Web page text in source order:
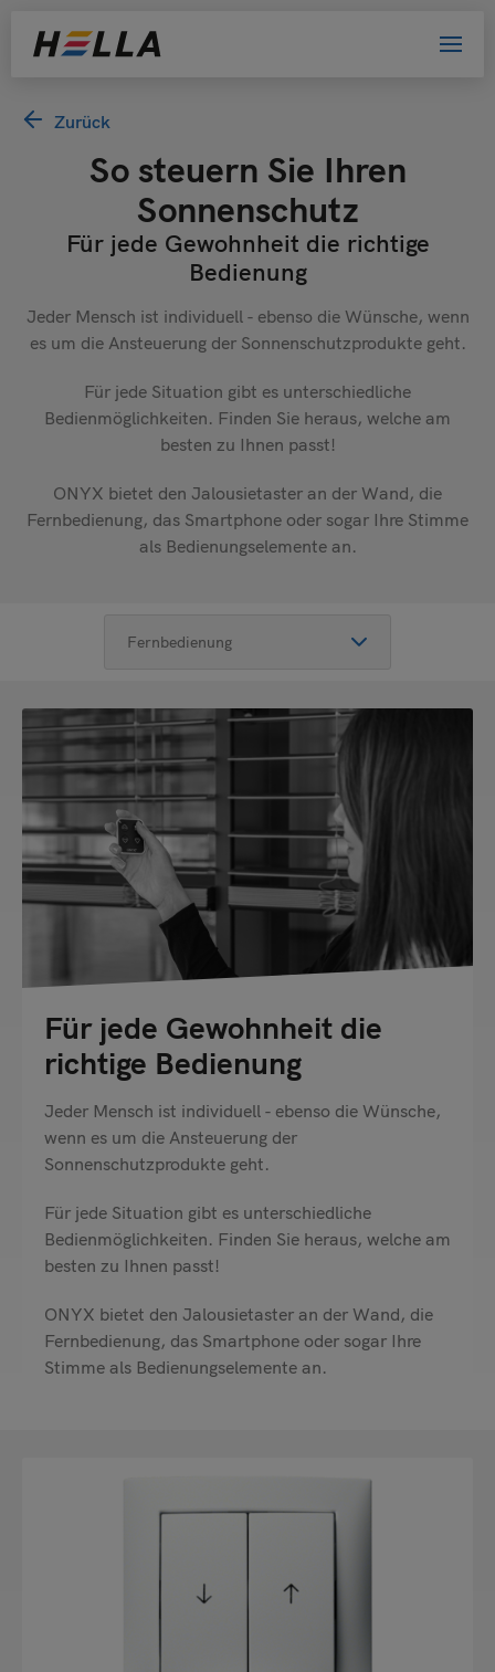
Zurück
So steuern Sie Ihren
Sonnenschutz
Für jede Gewohnheit die richtige
Bedienung
Jeder Mensch ist individuell - ebenso die Wünsche, wenn
es um die Ansteuerung der Sonnenschutzprodukte geht.
Für jede Situation gibt es unterschiedliche
Bedienmöglichkeiten. Finden Sie heraus, welche am
besten zu Ihnen passt!
ONYX bietet den Jalousietaster an der Wand, die
Fernbedienung, das Smartphone oder sogar Ihre Stimme
als Bedienungselemente an.
Für jede Gewohnheit die
richtige Bedienung
Jeder Mensch ist individuell - ebenso die Wünsche,
wenn es um die Ansteuerung der
Sonnenschutzprodukte geht.
Für jede Situation gibt es unterschiedliche
Bedienmöglichkeiten. Finden Sie heraus, welche am
besten zu Ihnen passt!
ONYX bietet den Jalousietaster an der Wand, die
Fernbedienung, das Smartphone oder sogar Ihre
Stimme als Bedienungselemente an.
Willkommen bei HELLA!
Bitte wählen Sie Ihre Kundengruppe
aus. Damit helfen Sie uns, das Website-
Erlebnis zu verbessern.
Privatkunde
Händler
Bewerber
Sonstige
Senden